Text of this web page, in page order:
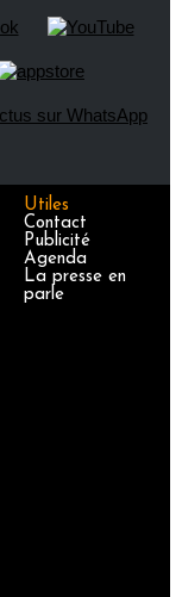
Utiles
Contact
Publicité
Agenda
La presse en
parle